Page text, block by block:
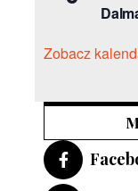
Zobacz